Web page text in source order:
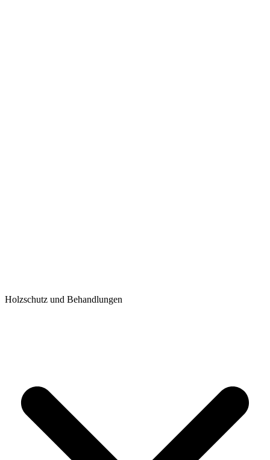
Holzschutz und Behandlungen